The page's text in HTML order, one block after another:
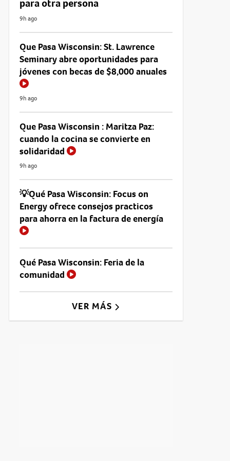
para otra persona
9h ago
Que Pasa Wisconsin: St. Lawrence
Seminary abre oportunidades para
jóvenes con becas de $8,000 anuales
9h ago
Que Pasa Wisconsin : Maritza Paz:
cuando la cocina se convierte en
solidaridad
9h ago
💡Qué Pasa Wisconsin: Focus on
Energy ofrece consejos practicos
para ahorra en la factura de energía
Qué Pasa Wisconsin: Feria de la
comunidad
VER MÁS